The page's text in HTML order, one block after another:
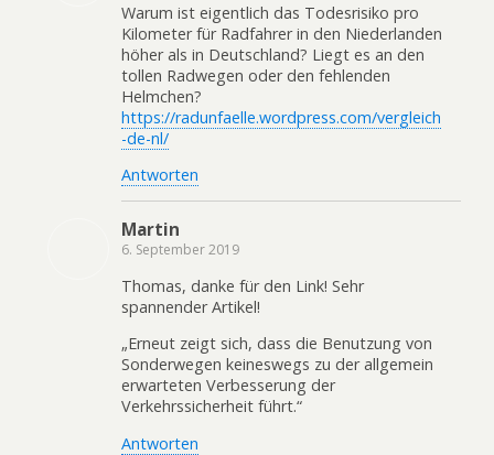
Warum ist eigentlich das Todesrisiko pro
Kilometer für Radfahrer in den Niederlanden
höher als in Deutschland? Liegt es an den
tollen Radwegen oder den fehlenden
Helmchen?
https://radunfaelle.wordpress.com/vergleich
-de-nl/
Antworten
Martin
6. September 2019
Thomas, danke für den Link! Sehr
spannender Artikel!
„Erneut zeigt sich, dass die Benutzung von
Sonderwegen keineswegs zu der allgemein
erwarteten Verbesserung der
Verkehrssicherheit führt.“
Antworten